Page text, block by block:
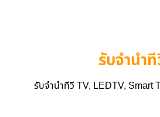
รับจำนำ
รับจำนำทีวี TV, LEDTV, Smart